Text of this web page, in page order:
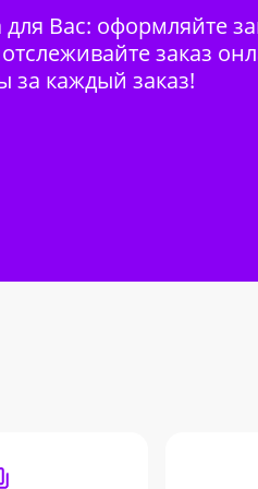
Вас: оформляйте
заказ
за каждый заказ!